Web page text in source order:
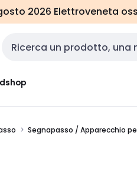
2026 Elettroveneta
Cerca input
Segnapasso / Apparecchio